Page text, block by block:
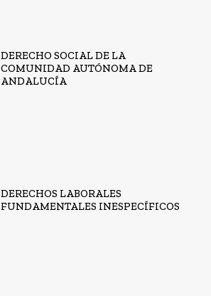
DERECHO SOCIAL DE LA
COMUNIDAD AUTÓNOMA DE
ANDALUCÍA
DERECHOS LABORALES
FUNDAMENTALES INESPECÍFICOS